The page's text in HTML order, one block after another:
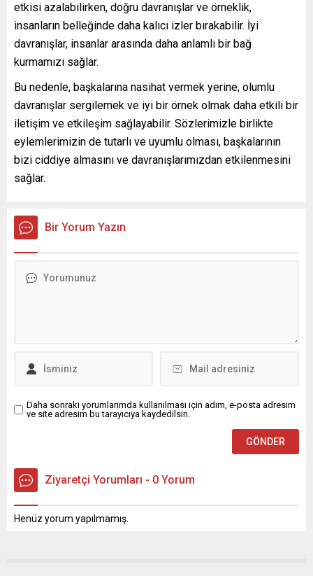
etkisi azalabilirken, doğru davranışlar ve örneklik,
insanların belleğinde daha kalıcı izler bırakabilir. İyi
davranışlar, insanlar arasında daha anlamlı bir bağ
kurmamızı sağlar.
Bu nedenle, başkalarına nasihat vermek yerine, olumlu
davranışlar sergilemek ve iyi bir örnek olmak daha etkili bir
iletişim ve etkileşim sağlayabilir. Sözlerimizle birlikte
eylemlerimizin de tutarlı ve uyumlu olması, başkalarının
bizi ciddiye almasını ve davranışlarımızdan etkilenmesini
sağlar.
Bir Yorum Yazın
Daha sonraki yorumlarımda kullanılması için adım, e-posta adresim
ve site adresim bu tarayıcıya kaydedilsin.
Ziyaretçi Yorumları - 0 Yorum
Henüz yorum yapılmamış.